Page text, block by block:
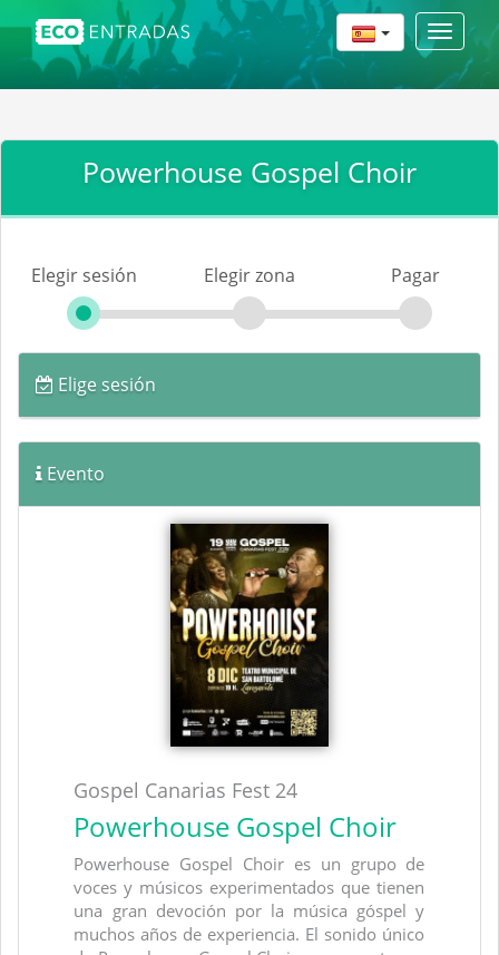
Toggle
Powerhouse Gospel Choir
Elegir sesión Elegir zona Pagar
Elige sesión
Evento
Gospel Canarias Fest 24
Powerhouse Gospel Choir
Powerhouse Gospel Choir es un grupo de
voces y músicos experimentados que tienen
una gran devoción por la música góspel y
muchos años de experiencia. El sonido único